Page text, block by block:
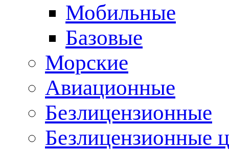
Мобильные
Базовые
Морские
Авиационные
Безлицензионные
Безлицензионные